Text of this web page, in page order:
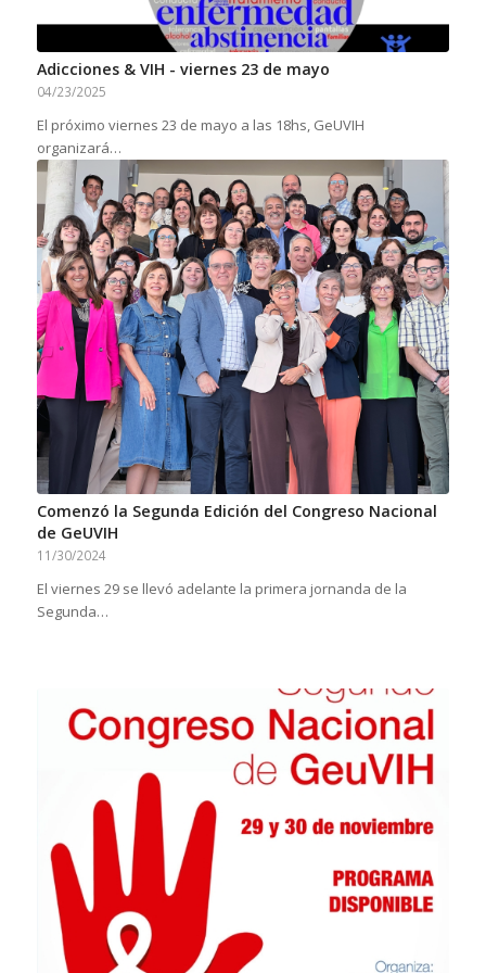
Adicciones & VIH - viernes 23 de mayo
04/23/2025
El próximo viernes 23 de mayo a las 18hs, GeUVIH
organizará…
Comenzó la Segunda Edición del Congreso Nacional
de GeUVIH
11/30/2024
El viernes 29 se llevó adelante la primera jornanda de la
Segunda…